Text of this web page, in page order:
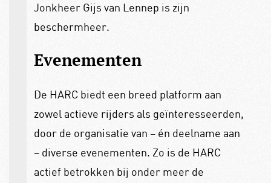
Jonkheer Gijs van Lennep is zijn
beschermheer.
Evenementen
De HARC biedt een breed platform aan
zowel actieve rijders als geïnteresseerden,
door de organisatie van – én deelname aan
– diverse evenementen. Zo is de HARC
actief betrokken bij onder meer de